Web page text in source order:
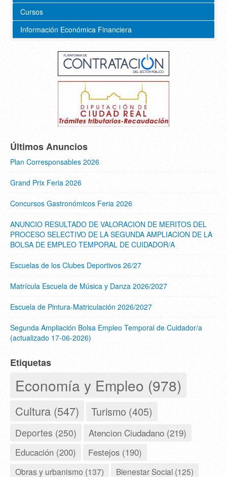
Cursos
Información Económica Financiera
Últimos Anuncios
Plan Corresponsables 2026
Grand Prix Feria 2026
Concursos Gastronómicos Feria 2026
ANUNCIO RESULTADO DE VALORACION DE MERITOS DEL
PROCESO SELECTIVO DE LA SEGUNDA AMPLIACION DE LA
BOLSA DE EMPLEO TEMPORAL DE CUIDADOR/A
Escuelas de los Clubes Deportivos 26/27
Matrícula Escuela de Música y Danza 2026/2027
Escuela de Pintura-Matriculación 2026/2027
Segunda Ampliación Bolsa Empleo Temporal de Cuidador/a
(actualizado 17-06-2026)
Etiquetas
Economía y Empleo (978)
Cultura (547) Turismo (405)
Deportes (250) Atencion Ciudadano (219)
Educación (200) Festejos (190)
Obras y urbanismo (137) Bienestar Social (125)